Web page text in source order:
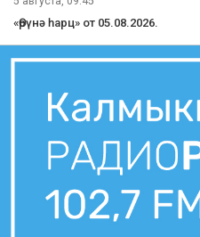
5 августа, 21:10